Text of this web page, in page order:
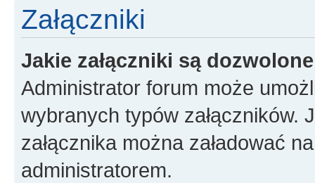
Załączniki
Jakie załączniki są
Administrator forum może
wybranych typów załączników.
załącznika można załadować
administratorem.